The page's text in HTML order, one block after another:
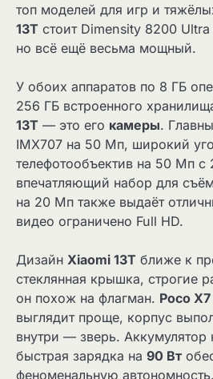
топ моделей для игр и
13T стоит Dimensity 8200
но всё ещё весьма мощный.
У обоих аппаратов по 8 ГБ
256 ГБ встроенного
13T — это его камеры.
IMX707 на 50 Мп, широкий
телефотообъектив на 50 Мп
впечатляющий набор для
на 20 Мп также выдаёт
видео ограничено Full HD.
Дизайн Xiaomi 13T ближе к
стеклянная крышка, строгие
он похож на флагман. Poco
выглядит проще, корпус
внутри — зверь. Аккумулятор
быстрая зарядка на 90 Вт
феноменальную